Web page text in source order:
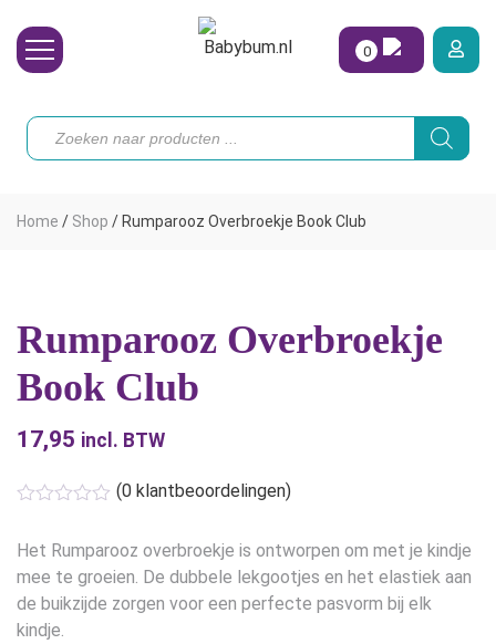
Toebehoren
Onze merken
Hoe begin ik?
0
Producten
zoeken
Home / Shop / Rumparooz Overbroekje Book Club
Rumparooz Overbroekje
Book Club
17,95 incl. BTW
(0 klantbeoordelingen)
Het Rumparooz overbroekje is ontworpen om met je kindje
mee te groeien. De dubbele lekgootjes en het elastiek aan
de buikzijde zorgen voor een perfecte pasvorm bij elk
kindje.